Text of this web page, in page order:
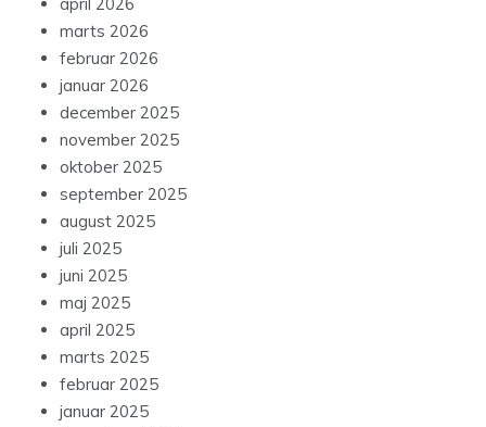
marts 2026
februar 2026
januar 2026
december 2025
november 2025
oktober 2025
september 2025
august 2025
juli 2025
juni 2025
maj 2025
april 2025
marts 2025
februar 2025
januar 2025